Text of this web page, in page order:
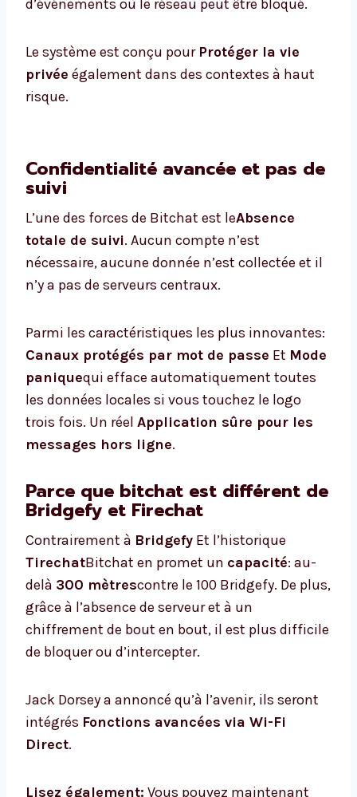
d’événements où le réseau peut être bloqué.
Le système est conçu pour Protéger la vie
privée également dans des contextes à haut
risque.
Confidentialité avancée et pas de
suivi
L’une des forces de Bitchat est leAbsence
totale de suivi. Aucun compte n’est
nécessaire, aucune donnée n’est collectée et il
n’y a pas de serveurs centraux.
Parmi les caractéristiques les plus innovantes:
Canaux protégés par mot de passe Et Mode
paniquequi efface automatiquement toutes
les données locales si vous touchez le logo
trois fois. Un réel Application sûre pour les
messages hors ligne.
Parce que bitchat est différent de
Bridgefy et Firechat
Contrairement à Bridgefy Et l’historique
TirechatBitchat en promet un capacité: au-
delà 300 mètrescontre le 100 Bridgefy. De plus,
grâce à l’absence de serveur et à un
chiffrement de bout en bout, il est plus difficile
de bloquer ou d’intercepter.
Jack Dorsey a annoncé qu’à l’avenir, ils seront
intégrés Fonctions avancées via Wi-Fi
Direct.
Lisez également: Vous pouvez maintenant